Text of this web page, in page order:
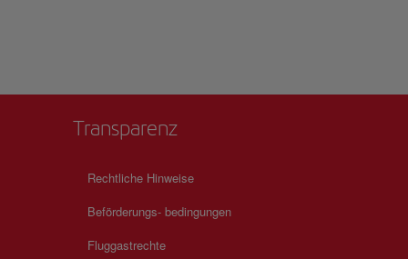
Transparenz
Rechtliche Hinweise
Beförderungs- bedingungen
Fluggastrechte